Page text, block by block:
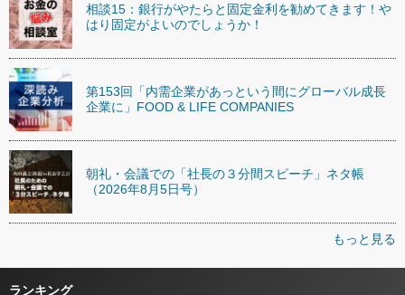
相談15：銀行がやたらと固定金利を勧めてきます！や
はり固定がよいのでしょうか！
第153回「内需企業があっという間にグローバル成長
企業に」FOOD & LIFE COMPANIES
朝礼・会議での「社長の３分間スピーチ」ネタ帳
（2026年8月5日号）
もっと見る
ランキング